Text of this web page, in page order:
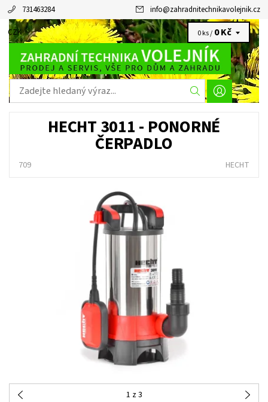
731463284 info@zahradnitechnikavolejnik.cz
CZK 0 ks / 0 Kč
HECHT 3011 - PONORNÉ
ČERPADLO
709 HECHT
1 z 3